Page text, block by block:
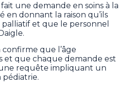
une demande en soins à la
en donnant la raison qu’ils
palliatif et que le personnel
que l’âge
et que chaque demande est
requête impliquant un
pédiatrie.